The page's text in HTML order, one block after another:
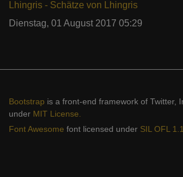
Lhingris - Schätze von Lhingris
Dienstag, 01 August 2017 05:29
Bootstrap is a front-end framework of Twitter,
under MIT License.
Font Awesome font licensed under SIL OFL 1.1